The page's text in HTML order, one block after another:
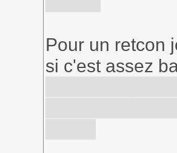
Pour un retcon
si c'est assez